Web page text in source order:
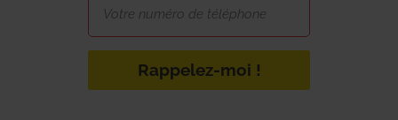
Rappelez-moi !